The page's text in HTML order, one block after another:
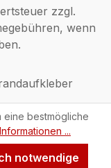
zzgl.
wenn
eine bestmögliche
...
notwendige